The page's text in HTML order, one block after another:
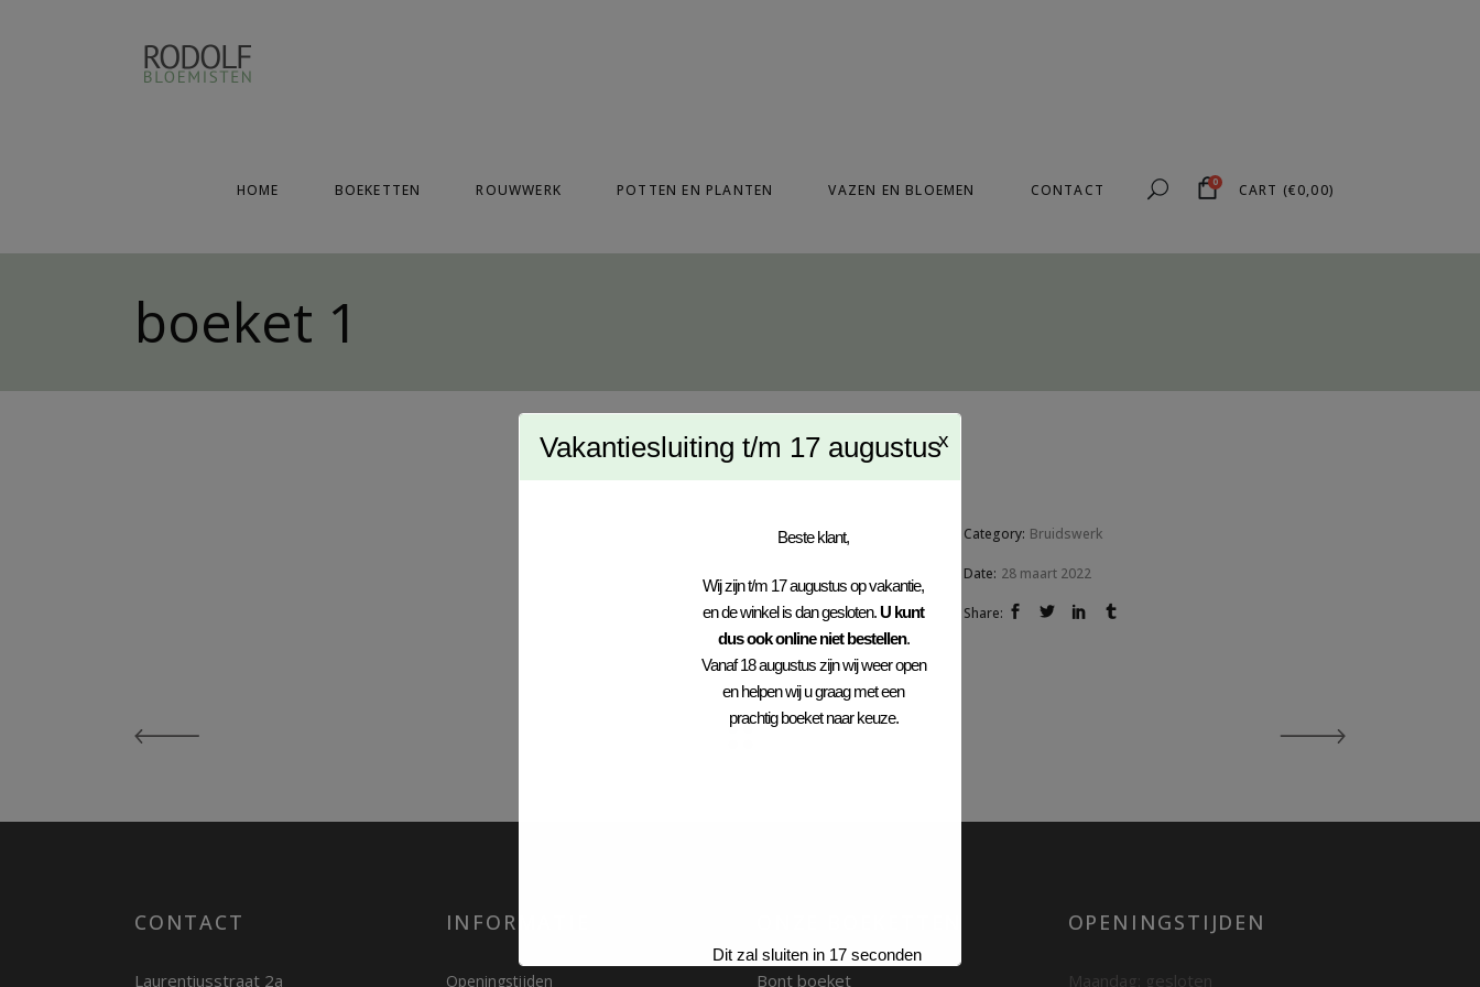
HOME BOEKETTEN ROUWWERK POTTEN EN PLANTEN VAZEN EN BLOEMEN CONTACT 0 CART (€0,00)
boeket 1
Category: Bruidswerk
Date: 28 maart 2022
Share:
CONTACT
Laurentiusstraat 2a
INFORMATIE
Openingstijden Bont boeket
OPENINGSTIJDEN
Maandag: gesloten
Vakantiesluiting t/m 17 augustusx
Beste klant,
Wij zijn t/m 17 augustus op vakantie,
en de winkel is dan gesloten.U kunt
dus ook online niet bestellen.
Vanaf 18 augustus zijn wij weer open
en helpen wij u graag met een
prachtig boeket naar keuze.
Dit zal sluiten in 17 seconden